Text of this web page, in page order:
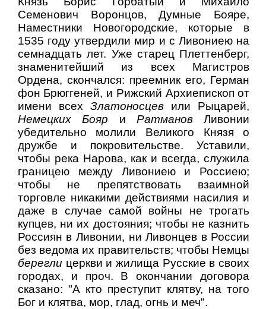
Семенович Воронцов, Думные Бояре,
Наместники Новогородские, которые в
1535 году утвердили мир и с Ливониею на
семнадцать лет. Уже старец Плеттенберг,
знаменитейший из всех Магистров
Ордена, скончался: преемник его, Герман
фон Брюггеней, и Рижский Архиепископ от
имени всех Златоносцев или Рыцарей,
Немецких Бояр и РатмановЛивонии
убедительно молили Великого Князя о
дружбе и покровительстве. Уставили,
чтобы река Нарова, как и всегда, служила
границею между Ливониею и Россиею;
чтобы не препятствовать взаимной
торговле никакими действиями насилия и
даже в случае самой войны не трогать
купцев, ни их достояния; чтобы не казнить
Россиян в Ливонии, ни Ливонцев в России
без ведома их правительств; чтобы Немцы
берегли церкви и жилища Русские в своих
городах, и проч. В окончании договора
сказано: "А кто преступит клятву, на того
Бог и клятва, мор, глад, огнь и меч".